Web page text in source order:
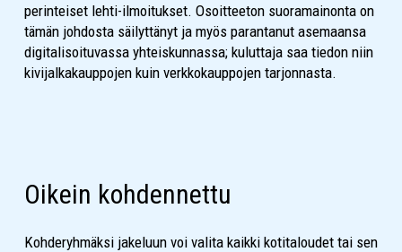
perinteiset lehti-ilmoitukset. Osoitteeton suoramainonta on
tämän johdosta säilyttänyt ja myös parantanut asemaansa
digitalisoituvassa yhteiskunnassa; kuluttaja saa tiedon niin
kivijalkakauppojen kuin verkkokauppojen tarjonnasta.
Oikein kohdennettu
Kohderyhmäksi jakeluun voi valita kaikki kotitaloudet tai sen